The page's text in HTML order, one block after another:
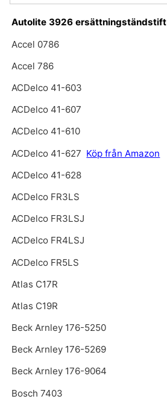
Autolite 3926 ersättningständstift
Accel 0786
Accel 786
ACDelco 41-603
ACDelco 41-607
ACDelco 41-610
ACDelco 41-627 Köp från Amazon
ACDelco 41-628
ACDelco FR3LS
ACDelco FR3LSJ
ACDelco FR4LSJ
ACDelco FR5LS
Atlas C17R
Atlas C19R
Beck Arnley 176-5250
Beck Arnley 176-5269
Beck Arnley 176-9064
Bosch 7403